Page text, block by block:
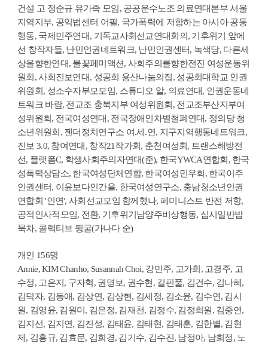
건설 고 정순규 유가족 모임, 공공운수노조 의료연대본부 서울
지역지부, 공익법센터 어필, 국가폭력에 저항하는 아시아 공동
행동, 국제민주연대, 기독교사회선교연대회의, 기후위기 앞에
선 창작자들, 난민인권네트워크, 난민인권센터, 녹색당, 다른세
상을향한연대, 불꽃페미액션, 사회주의를향한전진 여성운동위
원회, 사회진보연대, 성공회 용산나눔의집, 성공회대학교 인권
위원회, 성소수자부모모임, 스튜디오 알, 의료연대, 인권운동네
트워크 바람, 전교조 충북지부 여성위원회, 전교조부산지부여
성위원회, 전국여성연대, 전국장애인차별철폐연대, 정의당 청
소년위원회, 젠더정치연구소 여.세.연, 지구지역행동네트워크,
진보 3.0, 참여연대, 창작21작가회, 춘천여성회, 트랜스해방전
선, 플랫폼C, 학생사회주의자연대(준), 한국YWCA연합회, 한국
성폭력상담소, 한국여성단체연합, 한국여성민우회, 한국이주
인권센터, 이윤보다인간을, 한국여성연구소, 충남청소년인권
연합회 '인연', 사회선교모임 함께했나, 페미니스트 반전 저항,
공적인사적모임, 전환, 기후위기남양주비상행동, 십시일반밥
묵차, 콜렉티브 뒹굴(가나다 순)
개인 156명
Annie, KIM Chanho, Susannah Choi, 강민주, 고가희, 고경주, 고
수정, 고은지, 구자혁, 권명보, 권수현, 길핀풀, 김건수, 김나혜,
김덕자, 김동애, 김상연, 김상현, 김세정, 김소윤, 김수연, 김시
원, 김영윤, 김원미, 김은정, 김재천, 김정수, 김정희원, 김중연,
김지선, 김지연, 김진성, 김태윤, 김태현, 김태훈, 김한별, 김현
제, 김홍규, 김효문, 김희경, 김기수, 김수진, 남정아, 남희정, 노